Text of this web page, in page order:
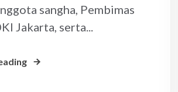
sangha, Pembimas
Jakarta, serta...